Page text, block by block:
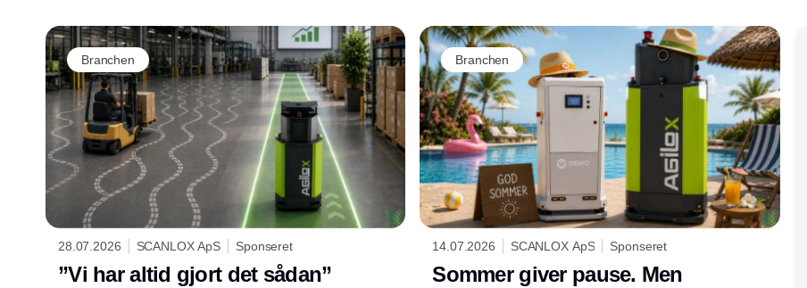
Branchen
28.07.2026 SCANLOX ApS Sponseret
”Vi har altid gjort det sådan”
Branchen
14.07.2026 SCANLOX ApS Sponseret
Sommer giver pause. Men